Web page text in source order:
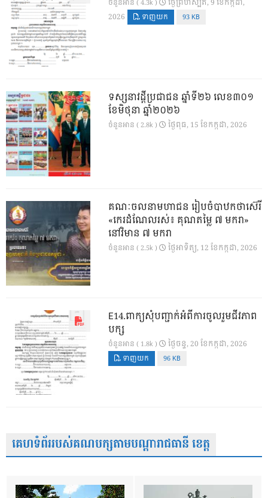
ចំនួនអាន ( 4.3k )
2026
ទាញយក 93 KB
ទស្សនាវដ្ដីប្រជាជន ឆ្នាំទី២៦ លេខ៣០១
ខែមិថុនា ឆ្នាំ២០២៦
ចំនួនអាន ( 2.8k ) ថ្ងៃ​ពុធ, 15 ខែ​កក្កដា, 2026
គណៈចលនាមហាជន រៀបចំបាឋកថាស៊េរី
«កេរដំណែលរស់៖ គុណតម្លៃ ៧ មករា»
នៅវិមាន ៧ មករា
ចំនួនអាន ( 2.5k ) ថ្ងៃ​អាទិត្យ, 12 ខែ​កក្កដា, 2026
E14.ពាក្យសុំបញ្ជាក់អំពីការចូលរួមជីវភាព
បក្ស
ចំនួនអាន ( 1.8k ) ថ្ងៃ​ចន្ទ, 20 ខែ​កក្កដា, 2026
ទាញយក 96 KB
គេហទំព័ររបស់គណបក្សតាមបណ្តារាជធានី ខេត្ត